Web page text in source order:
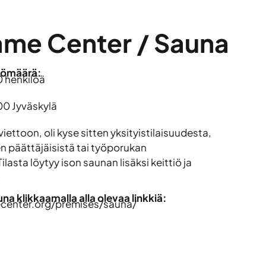
Center / Sauna
henkilöä
Jyväskylä
oli kyse sitten yksityistilaisuudesta,
päättäjäisistä tai työporukan
löytyy ison saunan lisäksi keittiö ja
klikkaamalla alla olevaa linkkiä:
premises/sauna/